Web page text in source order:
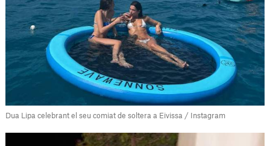
Dua Lipa celebrant el seu comiat de soltera a Eivissa / Instagram